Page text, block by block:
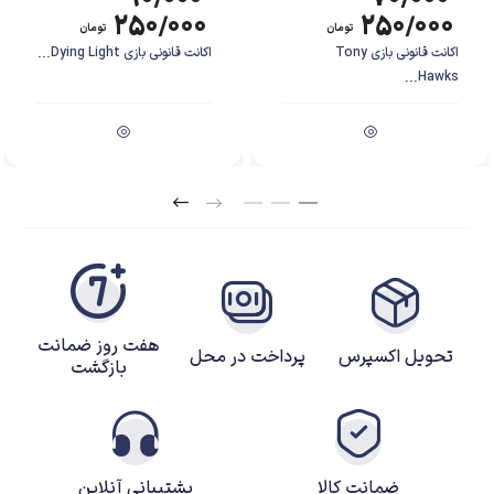
۲۵۰/۰۰۰ تومان
اکانت قانونی بازی Tony
Hawks...
۲۵۰/۰۰۰ تومان
اکانت قانونی بازی Dying Light...
تحویل اکسپرس پرداخت در محل
هفت روز ضمانت
بازگشت
ضمانت کالا پشتیبانی آنلاین